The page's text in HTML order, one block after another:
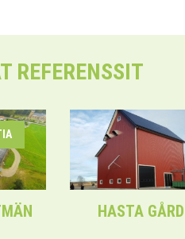
REFERENSSIT
HASTA GÅRD